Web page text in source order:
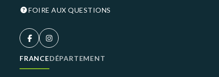
FOIRE AUX QUESTIONS
FRANCEDÉPARTEMENT